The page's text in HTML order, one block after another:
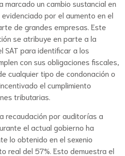
marcado un cambio sustancial en
por el aumento en el
de grandes empresas. Este
se atribuye en parte a la
SAT para identificar a los
con sus obligaciones fiscales,
cualquier tipo de condonación o
el cumplimiento
tributarias.
recaudación por auditorías a
el actual gobierno ha
lo obtenido en el sexenio
real del 57%. Esto demuestra el